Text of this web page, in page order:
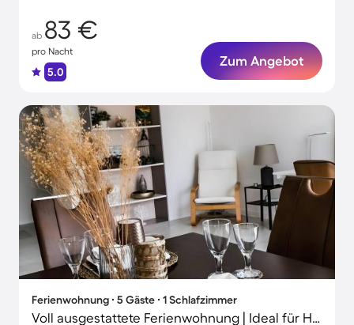
ab 83 €
pro Nacht
5.0
Zum Angebot
Ferienwohnung ∙ 5 Gäste ∙ 1 Schlafzimmer
Voll ausgestattete Ferienwohnung | Ideal für Homeoffice